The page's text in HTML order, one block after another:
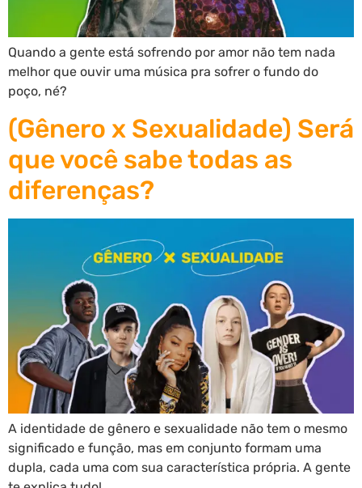
Quando a gente está sofrendo por amor não tem nada
melhor que ouvir uma música pra sofrer o fundo do
poço, né?
(Gênero x Sexualidade) Será
que você sabe todas as
diferenças?
A identidade de gênero e sexualidade não tem o mesmo
significado e função, mas em conjunto formam uma
dupla, cada uma com sua característica própria. A gente